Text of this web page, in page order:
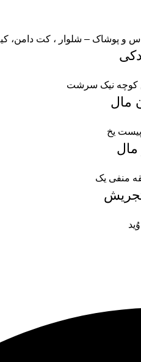
و پوشاک – شلوار ، کت
کوچه نیک سرشت
منفی یک